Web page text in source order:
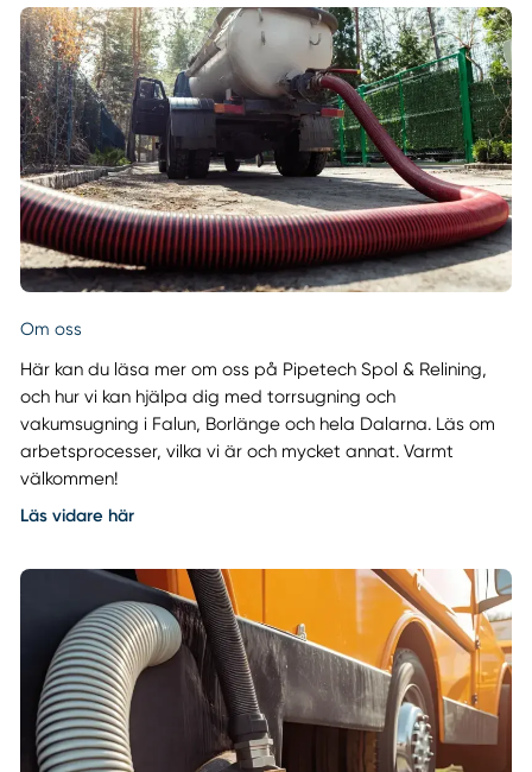
Om oss
Här kan du läsa mer om oss på Pipetech Spol & Relining,
och hur vi kan hjälpa dig med torrsugning och
vakumsugning i Falun, Borlänge och hela Dalarna. Läs om
arbetsprocesser, vilka vi är och mycket annat. Varmt
välkommen!
Läs vidare här